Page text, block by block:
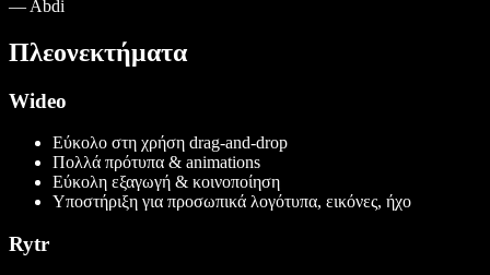
— Abdi
Πλεονεκτήματα
Wideo
Εύκολο στη χρήση drag-and-drop
Πολλά πρότυπα & animations
Εύκολη εξαγωγή & κοινοποίηση
Υποστήριξη για προσωπικά λογότυπα, εικόνες, ήχο
Rytr